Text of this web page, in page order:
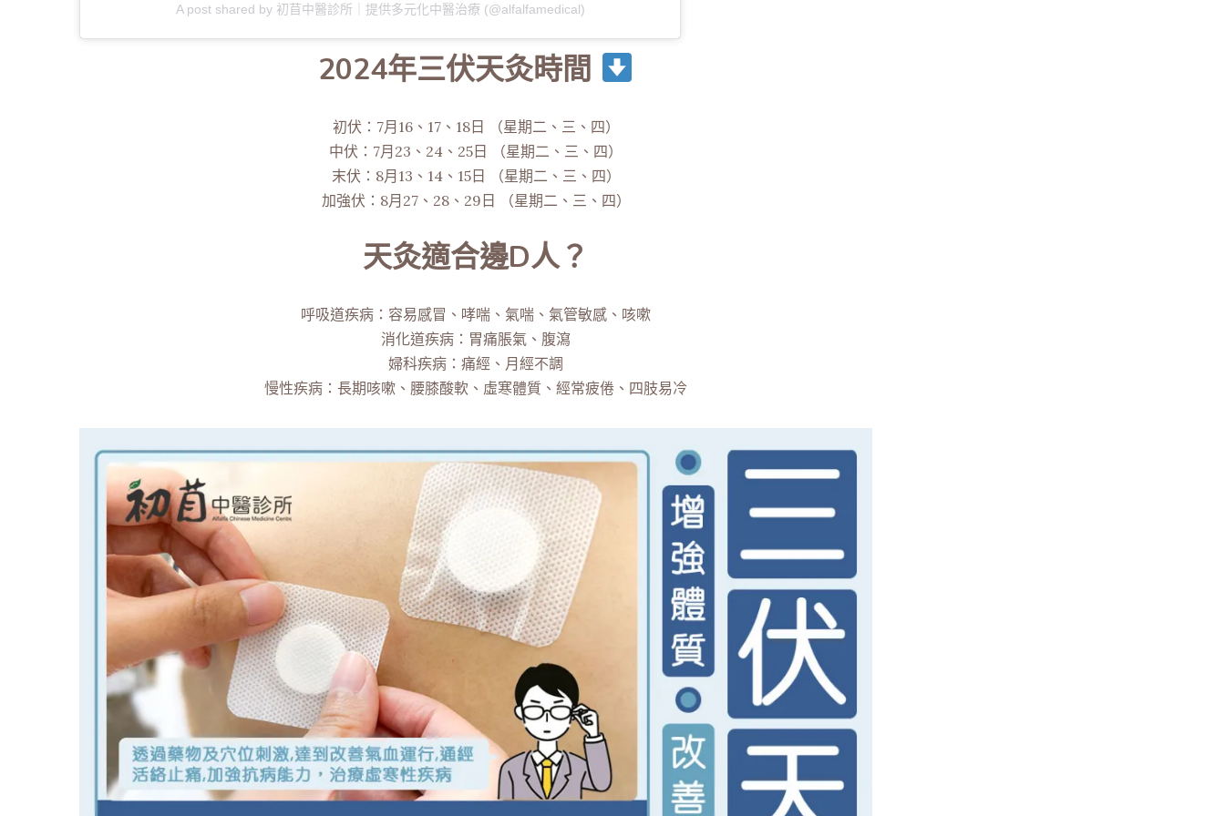
A post shared by 初苜中醫診所｜提供多元化中醫治療 (@alfalfamedical)
2024年三伏天灸時間
初伏：7月16、17、18日 （星期二、三、四）
中伏：7月23、24、25日 （星期二、三、四）
末伏：8月13、14、15日 （星期二、三、四）
加強伏：8月27、28、29日 （星期二、三、四）
天灸適合邊D人？
呼吸道疾病：容易感冒、哮喘、氣喘、氣管敏感、咳嗽
消化道疾病：胃痛脹氣、腹瀉
婦科疾病：痛經、月經不調
慢性疾病：長期咳嗽、腰膝酸軟、虛寒體質、經常疲倦、四肢易冷